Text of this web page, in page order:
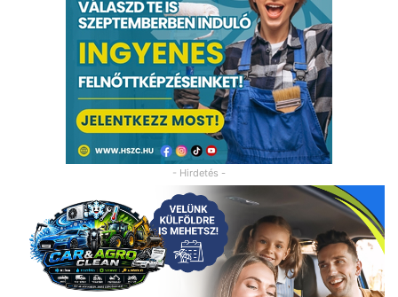
- Hirdetés -